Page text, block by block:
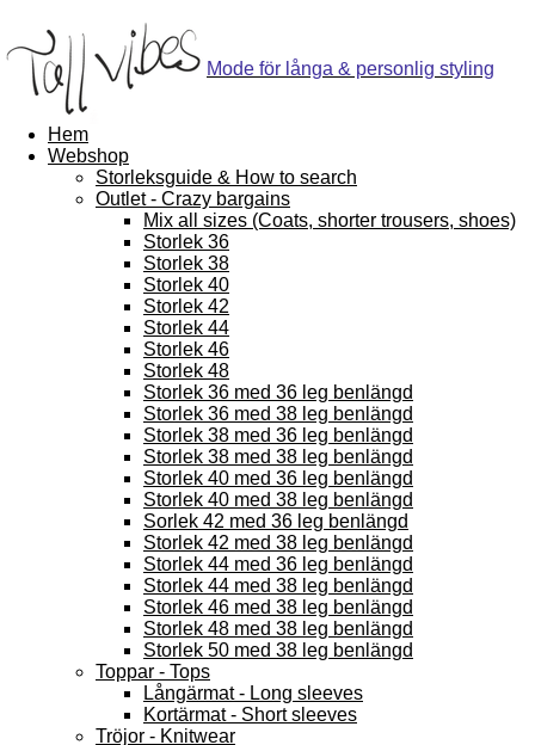
Mode för långa & personlig styling
Hem
Webshop
Storleksguide & How to search
Outlet - Crazy bargains
Mix all sizes (Coats, shorter trousers, shoes)
Storlek 36
Storlek 38
Storlek 40
Storlek 42
Storlek 44
Storlek 46
Storlek 48
Storlek 36 med 36 leg benlängd
Storlek 36 med 38 leg benlängd
Storlek 38 med 36 leg benlängd
Storlek 38 med 38 leg benlängd
Storlek 40 med 36 leg benlängd
Storlek 40 med 38 leg benlängd
Sorlek 42 med 36 leg benlängd
Storlek 42 med 38 leg benlängd
Storlek 44 med 36 leg benlängd
Storlek 44 med 38 leg benlängd
Storlek 46 med 38 leg benlängd
Storlek 48 med 38 leg benlängd
Storlek 50 med 38 leg benlängd
Toppar - Tops
Långärmat - Long sleeves
Kortärmat - Short sleeves
Tröjor - Knitwear